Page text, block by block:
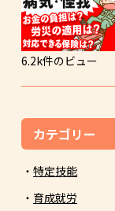
6.2k件のビュー
カテゴリー
特定技能
育成就労